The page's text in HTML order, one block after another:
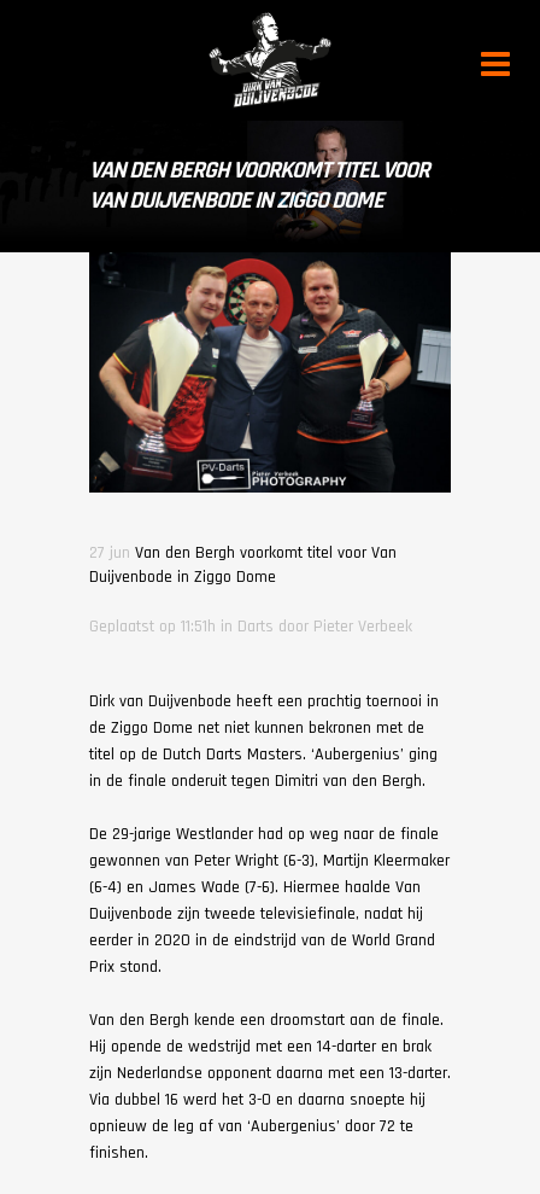
VAN DEN BERGH VOORKOMT TITEL VOOR
VAN DUIJVENBODE IN ZIGGO DOME
27 jun Van den Bergh voorkomt titel voor Van
Duijvenbode in Ziggo Dome
Geplaatst op 11:51h in Darts door Pieter Verbeek
Dirk van Duijvenbode heeft een prachtig toernooi in
de Ziggo Dome net niet kunnen bekronen met de
titel op de Dutch Darts Masters. ‘Aubergenius’ ging
in de finale onderuit tegen Dimitri van den Bergh.
De 29-jarige Westlander had op weg naar de finale
gewonnen van Peter Wright (6-3), Martijn Kleermaker
(6-4) en James Wade (7-6). Hiermee haalde Van
Duijvenbode zijn tweede televisiefinale, nadat hij
eerder in 2020 in de eindstrijd van de World Grand
Prix stond.
Van den Bergh kende een droomstart aan de finale.
Hij opende de wedstrijd met een 14-darter en brak
zijn Nederlandse opponent daarna met een 13-darter.
Via dubbel 16 werd het 3-0 en daarna snoepte hij
opnieuw de leg af van ‘Aubergenius’ door 72 te
finishen.